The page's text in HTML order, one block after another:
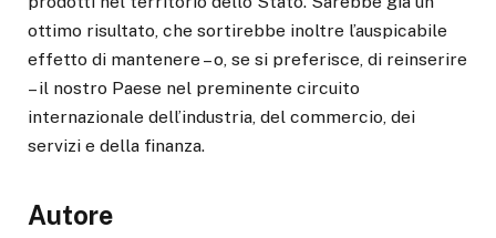
ottimo risultato, che sortirebbe inoltre l’auspicabile
effetto di mantenere – o, se si preferisce, di reinserire
– il nostro Paese nel preminente circuito
internazionale dell’industria, del commercio, dei
servizi e della finanza.
Autore